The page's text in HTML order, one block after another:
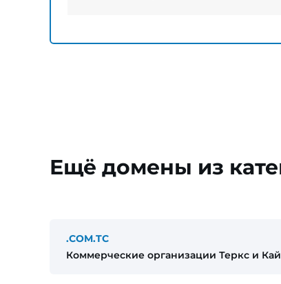
Ещё домены из
.COM.TC
Коммерческие организации Теркс и